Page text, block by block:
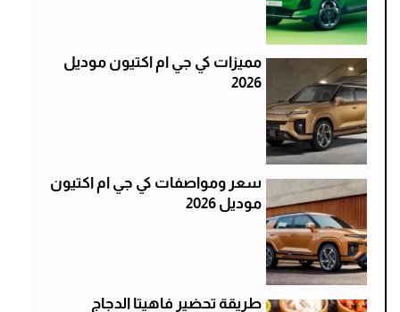
مميزات كي جي ام اكتيون موديل
2026
سعر ومواصفات كي جي ام اكتيون
موديل 2026
طريقة تحضير فاهيتا الدجاج